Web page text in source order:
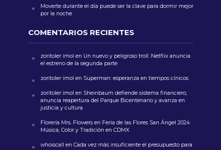
Moverte durante el día puede ser la clave para dormir mejor
por la noche
COMENTARIOS RECIENTES
zoritoler imol en Un nuevo y peligroso troll: Netflix anuncia
el estreno de la segunda parte
zoritoler imol en Superman: esperanza en tiempos cínicos
zoritoler imol en Sheinbaum defiende sistema financiero,
anuncia reapertura del Parque Bicentenario y avanza en
justicia y cultura
Florería Mrs. Flowersen Feria de las Flores San Ángel 2024:
Música, Color y Tradición en CDMX
whoiscall en Cada vez más insuficiente el presupuesto para